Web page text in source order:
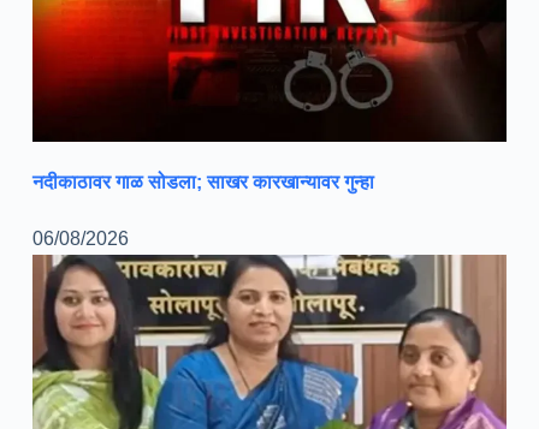
नदीकाठावर गाळ सोडला; साखर कारखान्यावर गुन्हा
06/08/2026